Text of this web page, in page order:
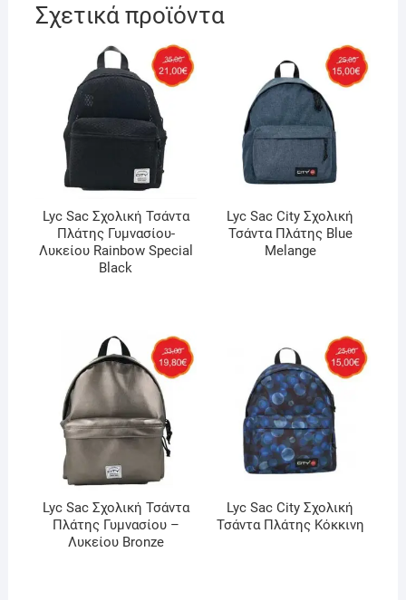
Σχετικά προϊόντα
Lyc Sac Σχολική Τσάντα
Πλάτης Γυμνασίου-
Λυκείου Rainbow Special
Black
Lyc Sac City Σχολική
Τσάντα Πλάτης Blue
Melange
Lyc Sac Σχολική Τσάντα
Πλάτης Γυμνασίου –
Λυκείου Bronze
Lyc Sac City Σχολική
Τσάντα Πλάτης Κόκκινη